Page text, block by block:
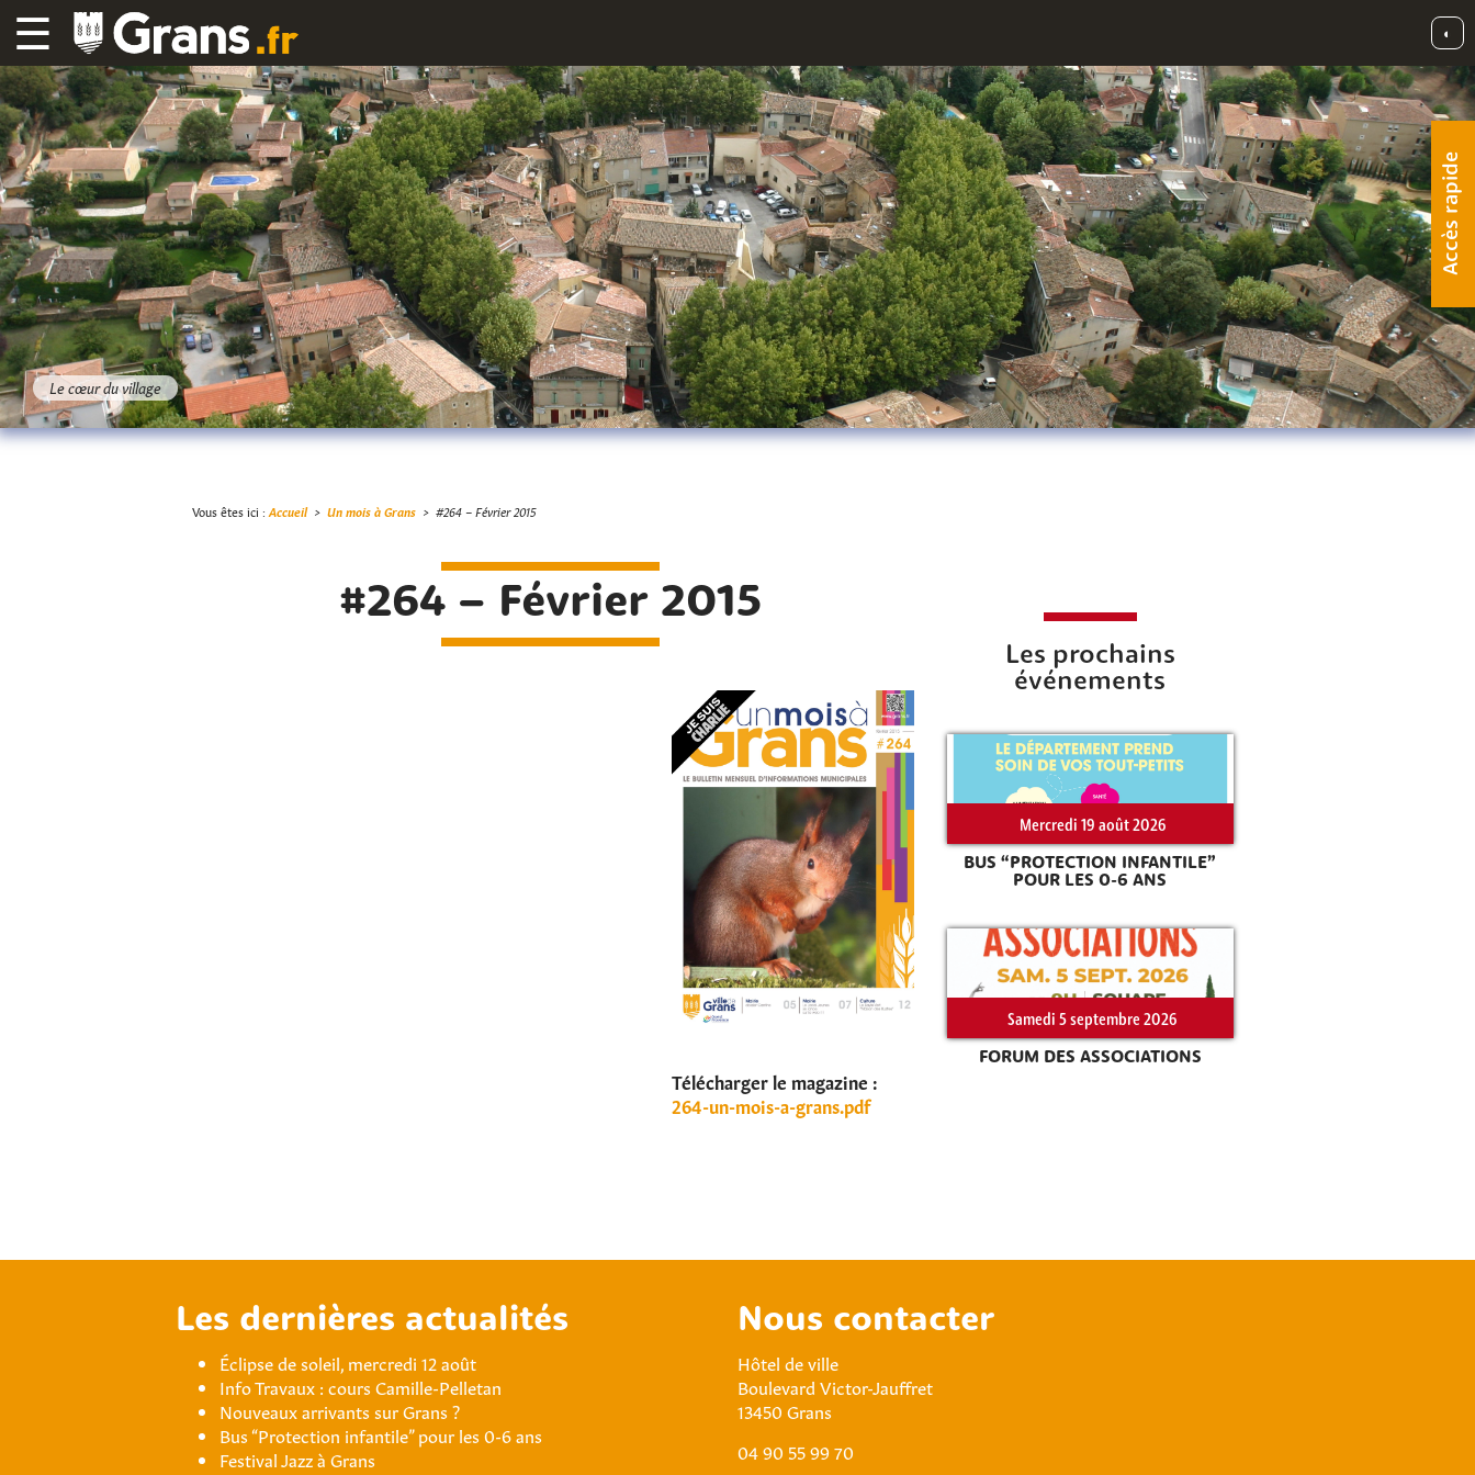
☰ ◐
Accès rapide
Rechercher sur le site
Le cœur du village
Vous êtes ici : Accueil> Un mois à Grans > #264 – Février 2015
#264 – Février 2015
Télécharger le magazine :
264-un-mois-a-grans.pdf
Les prochains
événements
Mercredi 19 août 2026
BUS “PROTECTION INFANTILE”
POUR LES 0-6 ANS
Samedi 5 septembre 2026
FORUM DES ASSOCIATIONS
Les dernières actualités
Éclipse de soleil, mercredi 12 août
Info Travaux : cours Camille-Pelletan
Nouveaux arrivants sur Grans ?
Bus “Protection infantile” pour les 0-6 ans
Festival Jazz à Grans
Nous contacter
Hôtel de ville
Boulevard Victor-Jauffret
13450 Grans
04 90 55 99 70